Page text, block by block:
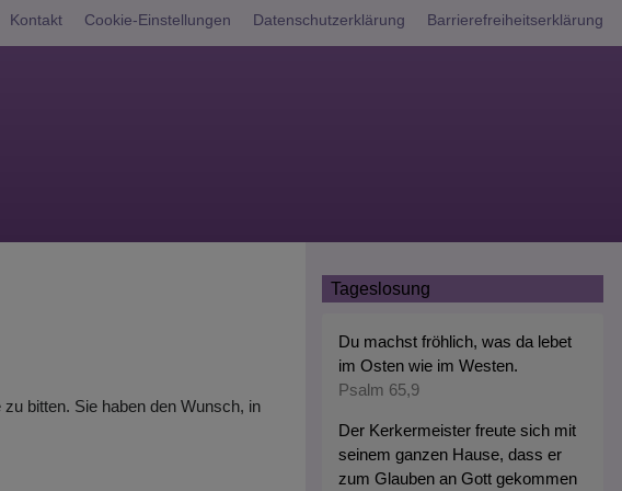
Kontakt Cookie-Einstellungen Datenschutzerklärung Barrierefreiheitserklärung
bitten. Sie haben den Wunsch, in
Tageslosung
Du machst fröhlich, was da lebet
im Osten wie im Westen.
Psalm 65,9
Der Kerkermeister freute sich mit
seinem ganzen Hause, dass er
zum Glauben an Gott gekommen